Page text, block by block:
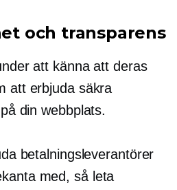
och transparens
att känna att deras
att erbjuda säkra
din webbplats.
betalningsleverantörer
med, så leta